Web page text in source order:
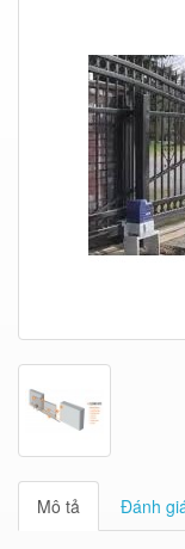
Mô tả Đánh